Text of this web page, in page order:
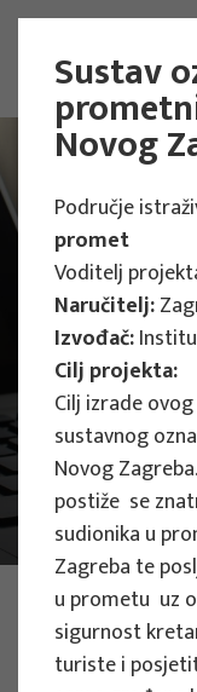
Projekti
FOTO: ILUSTRATIVNA
Sustav
Novog
Područje
promet
Voditelj
Naručitelj:
Izvođač:
Cilj projekta:
Cilj izrade
sustavnog
Novog
postiže se
sudionika u
Zagreba te
u prometu uz
sigurnost
turiste i